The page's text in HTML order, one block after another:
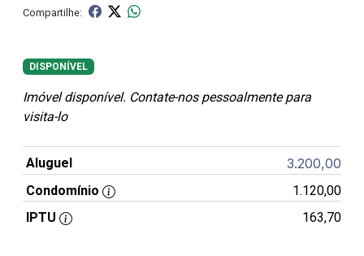
Compartilhe:
DISPONÍVEL
Imóvel disponível. Contate-nos pessoalmente para
visita-lo
Aluguel 3.200,00
Condomínio
1.120,00
IPTU
163,70